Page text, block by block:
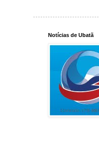
Notícias de Ubatã